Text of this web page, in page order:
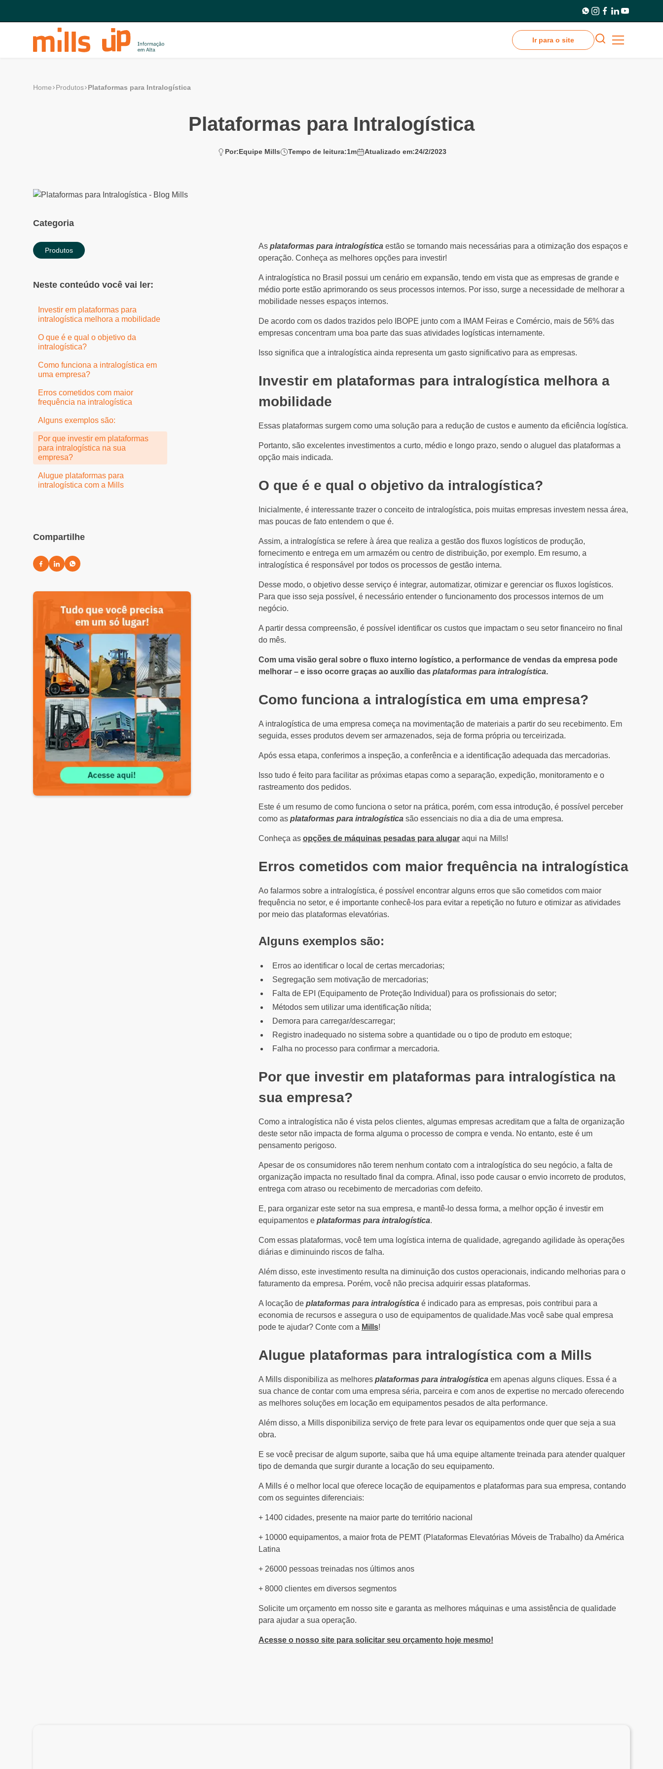
Ir para o site
Home Produtos Plataformas para Intralogística
Plataformas para Intralogística
Por:Equipe Mills Tempo de leitura:1m Atualizado em:24/2/2023
Categoria
Produtos
Neste conteúdo você vai ler:
Investir em plataformas para
intralogística melhora a mobilidade
O que é e qual o objetivo da
intralogística?
Como funciona a intralogística em
uma empresa?
Erros cometidos com maior
frequência na intralogística
Alguns exemplos são:
Por que investir em plataformas
para intralogística na sua
empresa?
Alugue plataformas para
intralogística com a Mills
Compartilhe
As plataformas para intralogísticaestão se tornando mais necessárias para a otimização dos espaços e
operação. Conheça as melhores opções para investir!
A intralogística no Brasil possui um cenário em expansão, tendo em vista que as empresas de grande e
médio porte estão aprimorando os seus processos internos. Por isso, surge a necessidade de melhorar a
mobilidade nesses espaços internos.
De acordo com os dados trazidos pelo IBOPE junto com a IMAM Feiras e Comércio, mais de 56% das
empresas concentram uma boa parte das suas atividades logísticas internamente.
Isso significa que a intralogística ainda representa um gasto significativo para as empresas.
Investir em plataformas para intralogística melhora a
mobilidade
Essas plataformas surgem como uma solução para a redução de custos e aumento da eficiência logística.
Portanto, são excelentes investimentos a curto, médio e longo prazo, sendo o aluguel das plataformas a
opção mais indicada.
O que é e qual o objetivo da intralogística?
Inicialmente, é interessante trazer o conceito de intralogística, pois muitas empresas investem nessa área,
mas poucas de fato entendem o que é.
Assim, a intralogística se refere à área que realiza a gestão dos fluxos logísticos de produção,
fornecimento e entrega em um armazém ou centro de distribuição, por exemplo. Em resumo, a
intralogística é responsável por todos os processos de gestão interna.
Desse modo, o objetivo desse serviço é integrar, automatizar, otimizar e gerenciar os fluxos logísticos.
Para que isso seja possível, é necessário entender o funcionamento dos processos internos de um
negócio.
A partir dessa compreensão, é possível identificar os custos que impactam o seu setor financeiro no final
do mês.
Com uma visão geral sobre o fluxo interno logístico, a performance de vendas da empresa pode
melhorar – e isso ocorre graças ao auxílio das plataformas para intralogística.
Como funciona a intralogística em uma empresa?
A intralogística de uma empresa começa na movimentação de materiais a partir do seu recebimento. Em
seguida, esses produtos devem ser armazenados, seja de forma própria ou terceirizada.
Após essa etapa, conferimos a inspeção, a conferência e a identificação adequada das mercadorias.
Isso tudo é feito para facilitar as próximas etapas como a separação, expedição, monitoramento e o
rastreamento dos pedidos.
Este é um resumo de como funciona o setor na prática, porém, com essa introdução, é possível perceber
como as plataformas para intralogísticasão essenciais no dia a dia de uma empresa.
Conheça as opções de máquinas pesadas para alugaraqui na Mills!
Erros cometidos com maior frequência na intralogística
Ao falarmos sobre a intralogística, é possível encontrar alguns erros que são cometidos com maior
frequência no setor, e é importante conhecê-los para evitar a repetição no futuro e otimizar as atividades
por meio das plataformas elevatórias.
Alguns exemplos são:
Erros ao identificar o local de certas mercadorias;
Segregação sem motivação de mercadorias;
Falta de EPI (Equipamento de Proteção Individual) para os profissionais do setor;
Métodos sem utilizar uma identificação nítida;
Demora para carregar/descarregar;
Registro inadequado no sistema sobre a quantidade ou o tipo de produto em estoque;
Falha no processo para confirmar a mercadoria.
Por que investir em plataformas para intralogística na
sua empresa?
Como a intralogística não é vista pelos clientes, algumas empresas acreditam que a falta de organização
deste setor não impacta de forma alguma o processo de compra e venda. No entanto, este é um
pensamento perigoso.
Apesar de os consumidores não terem nenhum contato com a intralogística do seu negócio, a falta de
organização impacta no resultado final da compra. Afinal, isso pode causar o envio incorreto de produtos,
entrega com atraso ou recebimento de mercadorias com defeito.
E, para organizar este setor na sua empresa, e mantê-lo dessa forma, a melhor opção é investir em
equipamentos e plataformas para intralogística.
Com essas plataformas, você tem uma logística interna de qualidade, agregando agilidade às operações
diárias e diminuindo riscos de falha.
Além disso, este investimento resulta na diminuição dos custos operacionais, indicando melhorias para o
faturamento da empresa. Porém, você não precisa adquirir essas plataformas.
A locação de plataformas para intralogísticaé indicado para as empresas, pois contribui para a
economia de recursos e assegura o uso de equipamentos de qualidade.Mas você sabe qual empresa
pode te ajudar? Conte com a Mills!
Alugue plataformas para intralogística com a Mills
A Mills disponibiliza as melhores plataformas para intralogísticaem apenas alguns cliques. Essa é a
sua chance de contar com uma empresa séria, parceira e com anos de expertise no mercado oferecendo
as melhores soluções em locação em equipamentos pesados de alta performance.
Além disso, a Mills disponibiliza serviço de frete para levar os equipamentos onde quer que seja a sua
obra.
E se você precisar de algum suporte, saiba que há uma equipe altamente treinada para atender qualquer
tipo de demanda que surgir durante a locação do seu equipamento.
A Mills é o melhor local que oferece locação de equipamentos e plataformas para sua empresa, contando
com os seguintes diferenciais:
+ 1400 cidades, presente na maior parte do território nacional
+ 10000 equipamentos, a maior frota de PEMT (Plataformas Elevatórias Móveis de Trabalho) da América
Latina
+ 26000 pessoas treinadas nos últimos anos
+ 8000 clientes em diversos segmentos
Solicite um orçamento em nosso site e garanta as melhores máquinas e uma assistência de qualidade
para ajudar a sua operação.
Acesse o nosso site para solicitar seu orçamento hoje mesmo!